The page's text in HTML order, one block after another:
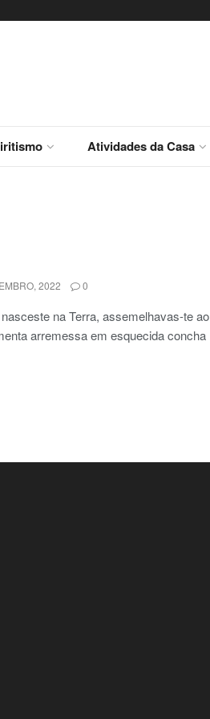
Atividades da Casa
2022 0
na Terra, assemelhavas-te ao
arremessa em esquecida concha